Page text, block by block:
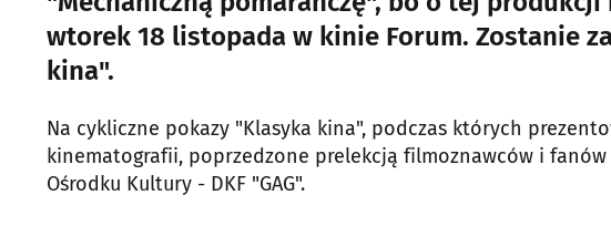
wtorek 18 listopada w kinie Forum. Zostanie
kina".
Na cykliczne pokazy "Klasyka kina", podczas których
kinematografii, poprzedzone prelekcją filmoznawców i fanów
Ośrodku Kultury - DKF "GAG".